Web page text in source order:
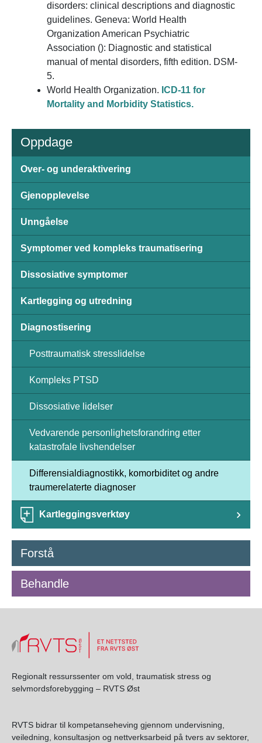
disorders: clinical descriptions and diagnostic
guidelines. Geneva: World Health
Organization American Psychiatric
Association (): Diagnostic and statistical
manual of mental disorders, fifth edition. DSM-
5.
World Health Organization. ICD-11 for
Mortality and Morbidity Statistics.
Oppdage
Over- og underaktivering
Gjenopplevelse
Unngåelse
Symptomer ved kompleks traumatisering
Dissosiative symptomer
Kartlegging og utredning
Diagnostisering
Posttraumatisk stresslidelse
Kompleks PTSD
Dissosiative lidelser
Vedvarende personlighetsforandring etter
katastrofale livshendelser
Differensialdiagnostikk, komorbiditet og andre
traumerelaterte diagnoser
Kartleggingsverktøy
Forstå
Behandle
Regionalt ressurssenter om vold, traumatisk stress og
selvmordsforebygging – RVTS Øst
RVTS bidrar til kompetanseheving gjennom undervisning,
veiledning, konsultasjon og nettverksarbeid på tvers av sektorer,